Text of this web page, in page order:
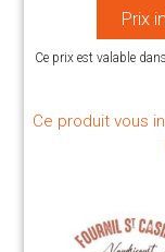
Prix
Ce prix est valable
Ce produit vous